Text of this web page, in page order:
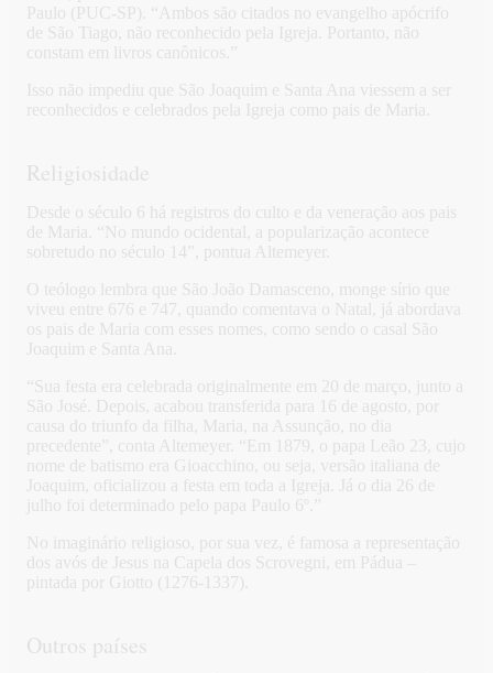
Paulo (PUC-SP). “Ambos são citados no evangelho apócrifo
de São Tiago, não reconhecido pela Igreja. Portanto, não
constam em livros canônicos.”
Isso não impediu que São Joaquim e Santa Ana viessem a ser
reconhecidos e celebrados pela Igreja como pais de Maria.
Religiosidade
Desde o século 6 há registros do culto e da veneração aos pais
de Maria. “No mundo ocidental, a popularização acontece
sobretudo no século 14”, pontua Altemeyer.
O teólogo lembra que São João Damasceno, monge sírio que
viveu entre 676 e 747, quando comentava o Natal, já abordava
os pais de Maria com esses nomes, como sendo o casal São
Joaquim e Santa Ana.
“Sua festa era celebrada originalmente em 20 de março, junto a
São José. Depois, acabou transferida para 16 de agosto, por
causa do triunfo da filha, Maria, na Assunção, no dia
precedente”, conta Altemeyer. “Em 1879, o papa Leão 23, cujo
nome de batismo era Gioacchino, ou seja, versão italiana de
Joaquim, oficializou a festa em toda a Igreja. Já o dia 26 de
julho foi determinado pelo papa Paulo 6º.”
No imaginário religioso, por sua vez, é famosa a representação
dos avós de Jesus na Capela dos Scrovegni, em Pádua –
pintada por Giotto (1276-1337).
Outros países